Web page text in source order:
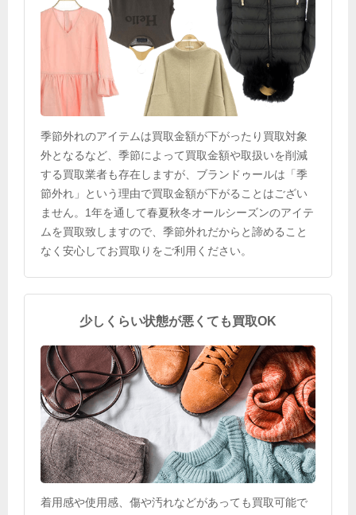
季節外れのアイテムは買取金額が下がったり買取対象
外となるなど、季節によって買取金額や取扱いを削減
する買取業者も存在しますが、ブランドゥールは「季
節外れ」という理由で買取金額が下がることはござい
ません。1年を通して春夏秋冬オールシーズンのアイテ
ムを買取致しますので、季節外れだからと諦めること
なく安心してお買取りをご利用ください。
少しくらい状態が悪くても買取OK
着用感や使用感、傷や汚れなどがあっても買取可能で